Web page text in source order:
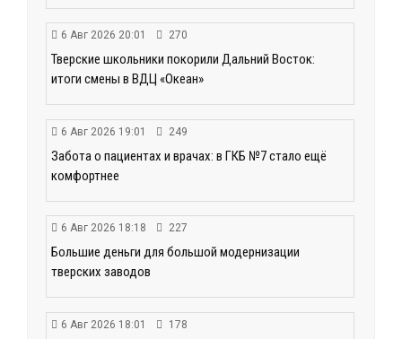
6 Авг 2026 20:01 270
Тверские школьники покорили Дальний Восток:
итоги смены в ВДЦ «Океан»
6 Авг 2026 19:01 249
Забота о пациентах и врачах: в ГКБ №7 стало ещё
комфортнее
6 Авг 2026 18:18 227
Большие деньги для большой модернизации
тверских заводов
6 Авг 2026 18:01 178